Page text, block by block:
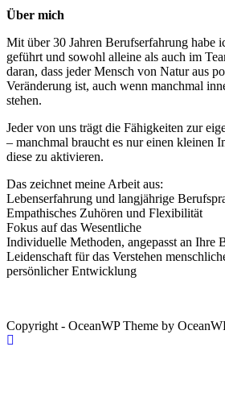
Über mich
Mit über 30 Jahren Berufserfahrung habe
geführt und sowohl alleine als auch im
daran, dass jeder Mensch von Natur aus
Veränderung ist, auch wenn manchmal
stehen.
Jeder von uns trägt die Fähigkeiten zur
– manchmal braucht es nur einen kleinen
diese zu aktivieren.
Das zeichnet meine Arbeit aus:
Lebenserfahrung und langjährige
Empathisches Zuhören und Flexibilität
Fokus auf das Wesentliche
Individuelle Methoden, angepasst an Ihre
Leidenschaft für das Verstehen
persönlicher Entwicklung
Copyright - OceanWP Theme by